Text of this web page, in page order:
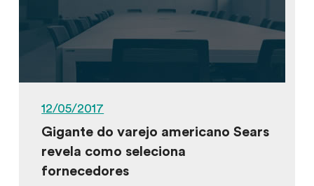
12/05/2017
Gigante do varejo americano Sears
revela como seleciona
fornecedores